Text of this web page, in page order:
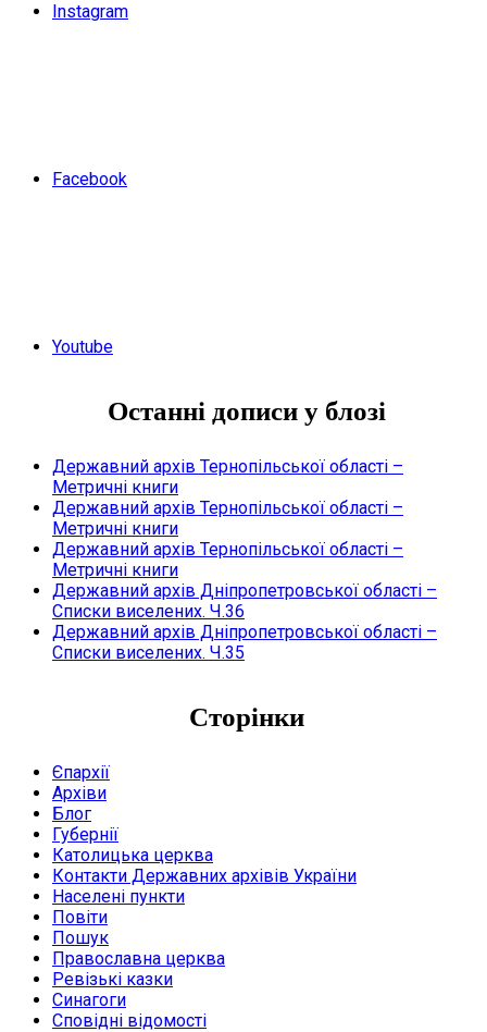
Instagram
Facebook
Youtube
Останні дописи у блозі
Державний архів Тернопільської області –
Метричні книги
Державний архів Тернопільської області –
Метричні книги
Державний архів Тернопільської області –
Метричні книги
Державний архів Дніпропетровської області –
Списки виселених. Ч.36
Державний архів Дніпропетровської області –
Списки виселених. Ч.35
Сторінки
Єпархії
Архіви
Блог
Губернії
Католицька церква
Контакти Державних архівів України
Населені пункти
Повіти
Пошук
Православна церква
Ревізькі казки
Синагоги
Сповідні відомості